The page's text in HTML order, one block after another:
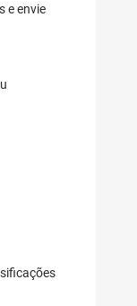
e envie